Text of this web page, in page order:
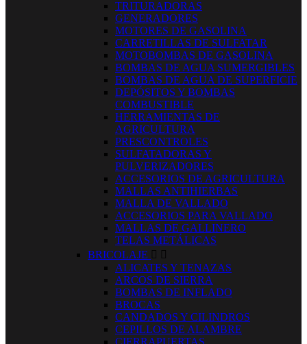
TRITURADORAS
GENERADORES
MOTORES DE GASOLINA
CARRETILLAS DE SULFATAR
MOTOBOMBAS DE GASOLINA
BOMBAS DE AGUA SUMERGIBLES
BOMBAS DE AGUA DE SUPERFICIE
DEPÓSITOS Y BOMBAS
COMBUSTIBLE
HERRAMIENTAS DE
AGRICULTURA
PRESCONTROLES
SULFATADORAS Y
PULVERIZADORES
ACCESORIOS DE AGRICULTURA
MALLAS ANTIHIERBAS
MALLA DE VALLADO
ACCESORIOS PARA VALLADO
MALLAS DE GALLINERO
TELAS METÁLICAS
BRICOLAJE  
ALICATES Y TENAZAS
ARCOS DE SIERRA
BOMBAS DE INFLADO
BROCAS
CANDADOS Y CILINDROS
CEPILLOS DE ALAMBRE
CIERRAPUERTAS